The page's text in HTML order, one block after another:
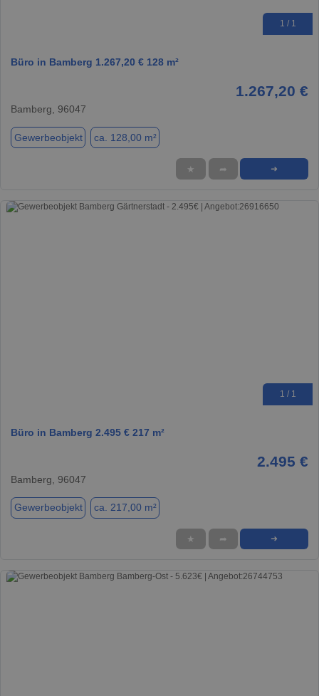
1 / 1
Büro in Bamberg 1.267,20 € 128 m²
1.267,20 €
Bamberg, 96047
Gewerbeobjekt ca. 128,00 m²
★ ➦ ➜
1 / 1
Büro in Bamberg 2.495 € 217 m²
2.495 €
Bamberg, 96047
Gewerbeobjekt ca. 217,00 m²
★ ➦ ➜